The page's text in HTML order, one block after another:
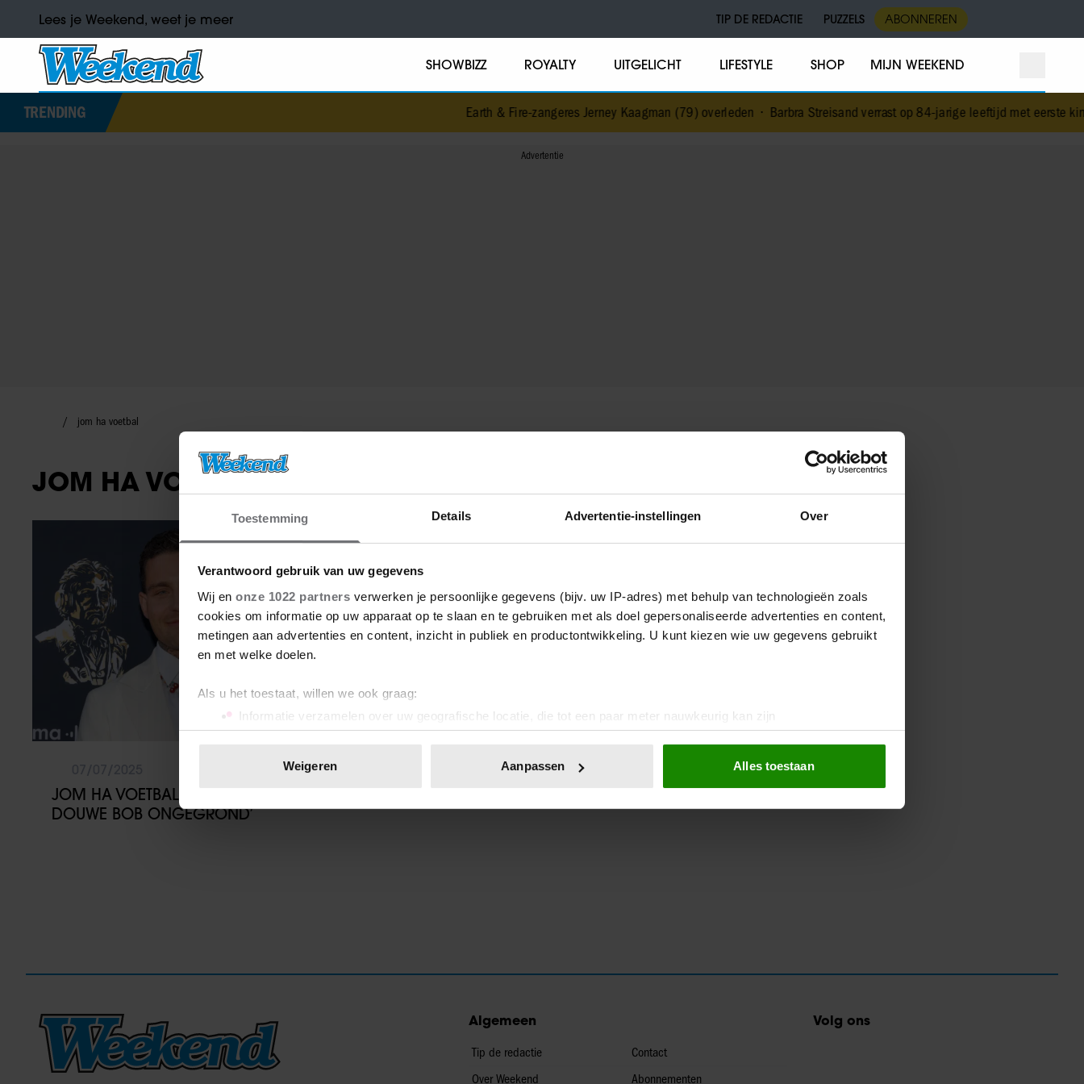
Toestemming Details Advertentie-instellingen Over
Verantwoord gebruik van uw gegevens
Wij en onze 1022 partners verwerken je persoonlijke gegevens (bijv. uw IP-adres) met behulp van technologieën zoals
cookies om informatie op uw apparaat op te slaan en te gebruiken met als doel gepersonaliseerde advertenties en content,
metingen aan advertenties en content, inzicht in publiek en productontwikkeling. U kunt kiezen wie uw gegevens gebruikt
en met welke doelen.
Als u het toestaat, willen we ook graag:
Informatie verzamelen over uw geografische locatie, die tot een paar meter nauwkeurig kan zijn
Uw apparaat identificeren door het actief te scannen op specifieke eigenschappen (fingerprinting)
toestemming op elk moment wijzigen of intrekken in de Cookieverklaring.
We gebruiken cookies om content en advertenties te personaliseren, om functies voor social media te bieden en om ons
Weigeren Aanpassen Alles toestaan
Lees je Weekend, weet je meer TIP DE REDACTIE PUZZELS ABONNEREN
SHOWBIZZ ROYALTY UITGELICHT LIFESTYLE SHOP MIJN WEEKEND
TRENDING Earth & Fire-zangeres Jerney Kaagman (79) overleden•Barbra Streisand verrast op 84-jarige leeftijd met eerste
jom ha voetbal
JOM HA VOETBAL
JOM HA VOETBAL: ‘BEWERINGEN
DOUWE BOB ONGEGROND’
Algemeen
Tip de redactie
Over Weekend
Contact
Abonnementen
Volg ons